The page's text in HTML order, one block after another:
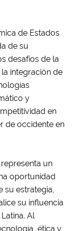
de Estados
de su
desafíos de la
integración de
y
en
de occidente en
un
oportunidad
su estrategia,
su influencia
Al
ética y